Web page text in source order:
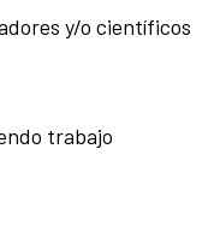
y/o científicos
trabajo